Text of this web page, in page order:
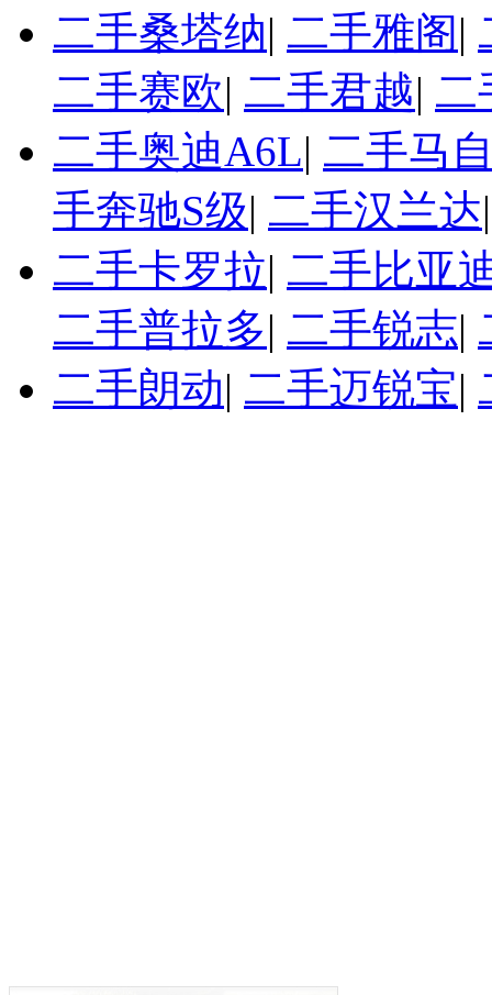
二手桑塔纳| 二手雅阁|
二手赛欧| 二手君越| 二
二手奥迪A6L| 二手马
手奔驰S级| 二手汉兰达
二手卡罗拉| 二手比亚
二手普拉多| 二手锐志|
二手朗动| 二手迈锐宝|